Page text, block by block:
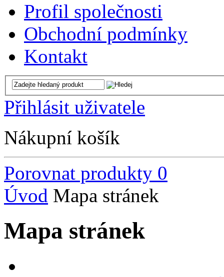
Profil společnosti
Obchodní podmínky
Kontakt
Přihlásit uživatele
Nákupní košík
Porovnat produkty 0
Úvod Mapa stránek
Mapa stránek